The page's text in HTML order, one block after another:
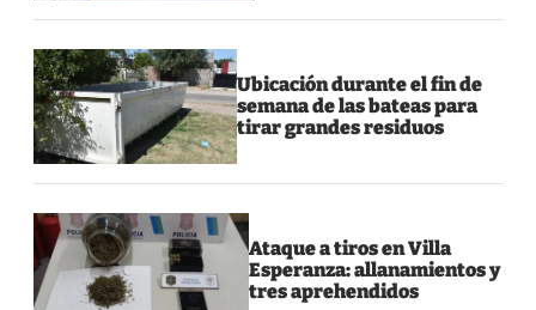
Ubicación durante el fin de
semana de las bateas para
tirar grandes residuos
Ataque a tiros en Villa
Esperanza: allanamientos y
tres aprehendidos